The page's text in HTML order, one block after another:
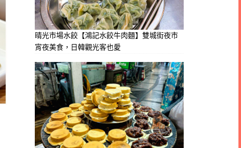
晴光市場水餃【鴻記水餃牛肉麵】雙城街夜市
宵夜美食，日韓觀光客也愛